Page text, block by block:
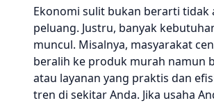
Ekonomi sulit bukan berarti tidak
peluang. Justru, banyak
muncul. Misalnya, masyarakat
beralih ke produk murah namun
atau layanan yang praktis dan
tren di sekitar Anda. Jika usaha